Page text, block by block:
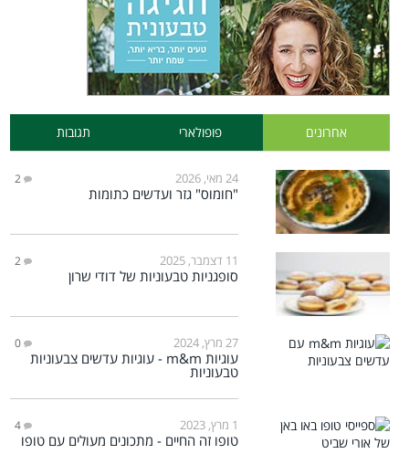
אחרונים פופולארי תגובות
24 מאי, 2026 2
"חומוס" גזר ועדשים כתומות
11 דצמבר, 2025 2
סופגניות טבעוניות של דודי שרון
27 מרץ, 2024 0
עוגיות m&m - עוגיות עדשים צבעוניות
טבעוניות
1 מרץ, 2023 4
טופו זה החיים - מתכונים מעולים עם טופו